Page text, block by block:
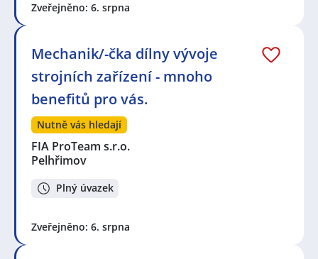
Zveřejněno: 6. srpna
Mechanik/-čka dílny vývoje
strojních zařízení - mnoho
benefitů pro vás.
Nutně vás hledají
FIA ProTeam s.r.o.
Pelhřimov
Plný úvazek
Zveřejněno: 6. srpna